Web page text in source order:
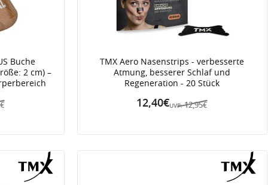
Buche
2 cm) –
TMX Aero Nasenstrips - verbesserte
Atmung, besserer Schlaf und
Regeneration - 20 Stück
UVP: 12,95€
12,40€